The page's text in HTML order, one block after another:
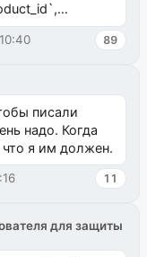
89
писали
надо. Когда
я им должен.
11
для защиты